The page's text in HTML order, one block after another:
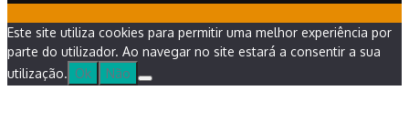
Este site utiliza cookies para permitir uma melhor experiência por
parte do utilizador. Ao navegar no site estará a consentir a sua
utilização. Ok Não